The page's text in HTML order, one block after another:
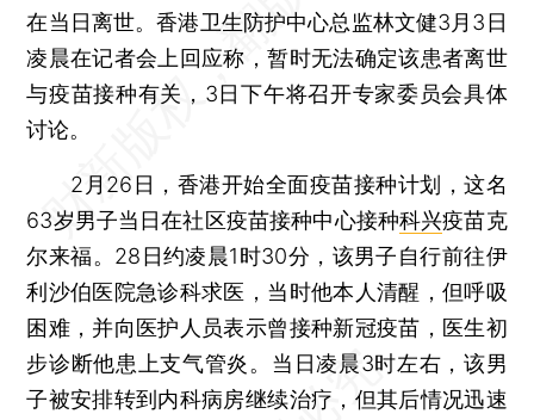
在当日离世。香港卫生防护中心总监林文健3月3日
凌晨在记者会上回应称，暂时无法确定该患者离世
与疫苗接种有关，3日下午将召开专家委员会具体
讨论。
2月26日，香港开始全面疫苗接种计划，这名
63岁男子当日在社区疫苗接种中心接种科兴疫苗克
尔来福。28日约凌晨1时30分，该男子自行前往伊
利沙伯医院急诊科求医，当时他本人清醒，但呼吸
困难，并向医护人员表示曾接种新冠疫苗，医生初
步诊断他患上支气管炎。当日凌晨3时左右，该男
子被安排转到内科病房继续治疗，但其后情况迅速